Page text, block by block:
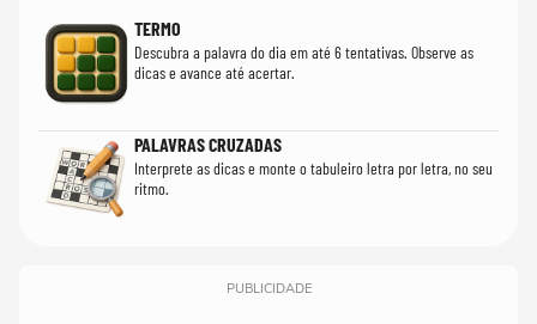
TERMO
Descubra a palavra do dia em até 6 tentativas. Observe as
dicas e avance até acertar.
PALAVRAS CRUZADAS
Interprete as dicas e monte o tabuleiro letra por letra, no seu
ritmo.
PUBLICIDADE